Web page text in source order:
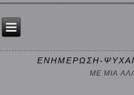
ΕΝΗΜΕΡΩΣΗ-
ΜΕ ΜΙΑ